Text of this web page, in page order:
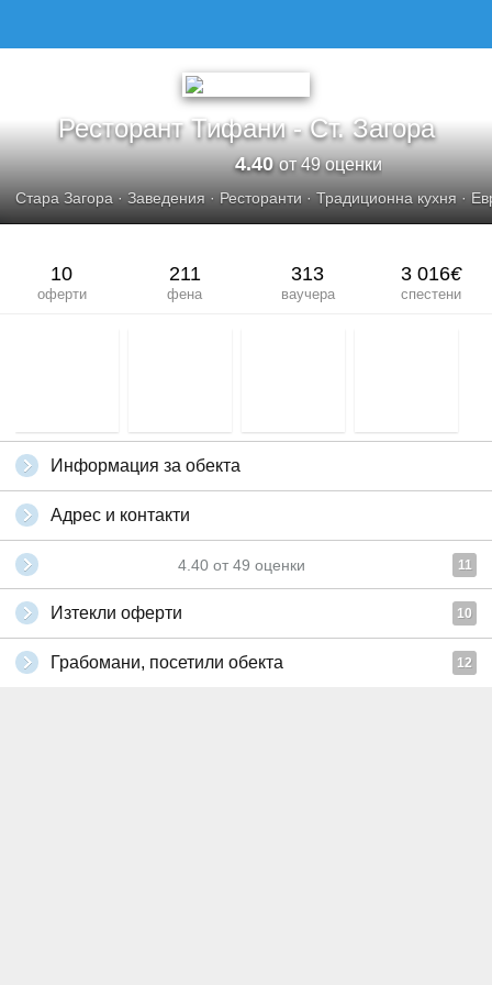
Ресторант Тифани - Ст. Загора
4.40от 49 оценки
Стара Загора · Заведения · Ресторанти · Традиционна кухня ·
10
оферти
211
фена
313
ваучера
3 016€
спестени
Информация за обекта
Адрес и контакти
4.40 от 49 оценки 11
Изтекли оферти 10
Грабомани, посетили обекта 12